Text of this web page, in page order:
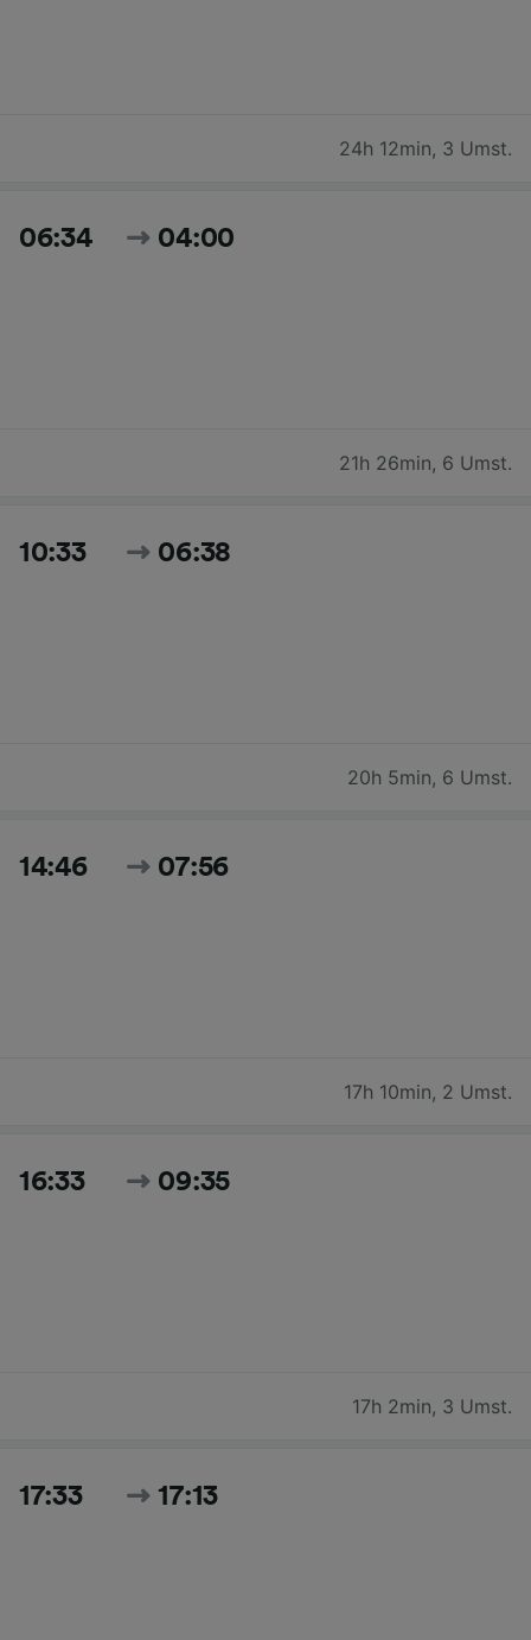
24h 12min, 3 Umst.
06:34 04:00
21h 26min, 6 Umst.
10:33 06:38
20h 5min, 6 Umst.
14:46 07:56
17h 10min, 2 Umst.
16:33 09:35
17h 2min, 3 Umst.
17:33 17:13